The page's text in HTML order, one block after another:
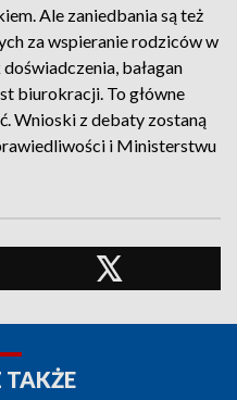
Ale zaniedbania są też
za wspieranie rodziców w
bałagan
biurokracji. To główne
Wnioski z debaty zostaną
i Ministerstwu
TAKŻE